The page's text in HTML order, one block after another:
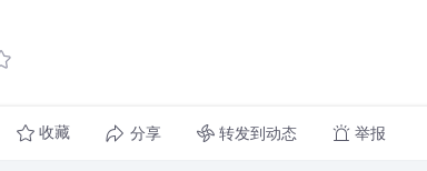
收藏 分享 转发到动态 举报